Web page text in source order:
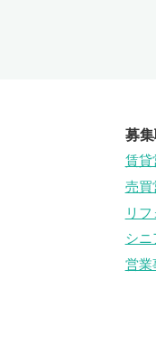
募
賃貸
売買
リ
シニ
営業